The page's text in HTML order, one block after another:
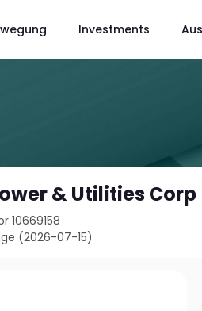
Investments
& Utilities Corp
10669158
(2026-07-15)